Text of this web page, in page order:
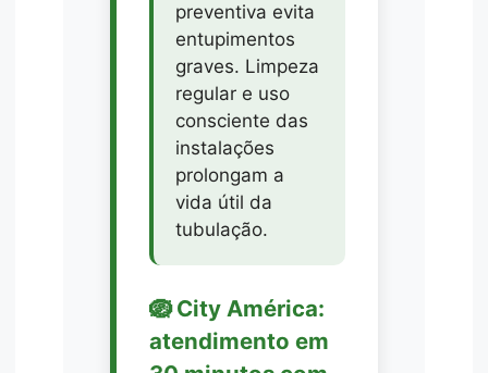
preventiva evita
entupimentos
graves. Limpeza
regular e uso
consciente das
instalações
prolongam a
vida útil da
tubulação.
🪺 City América:
atendimento em